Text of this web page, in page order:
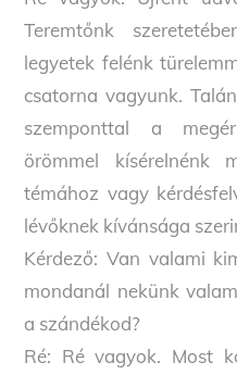
Teremtőnk
legyetek felénk
csatorna vagyunk.
szemponttal a
örömmel kísérelnénk
témához vagy
lévőknek kívánsága
Kérdező: Van valami
mondanál nekünk
a szándékod?
Ré: Ré vagyok. Most